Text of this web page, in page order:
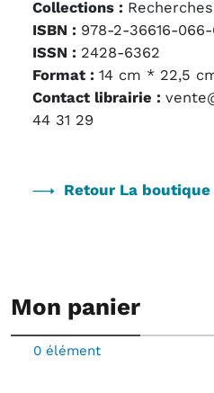
Collections : Recherches
ISBN : 978-2-36616-
ISSN : 2428-6362
Format : 14 cm * 22,5
Contact librairie :
44 31 29
Retour La boutique
Mon panier
0 élément